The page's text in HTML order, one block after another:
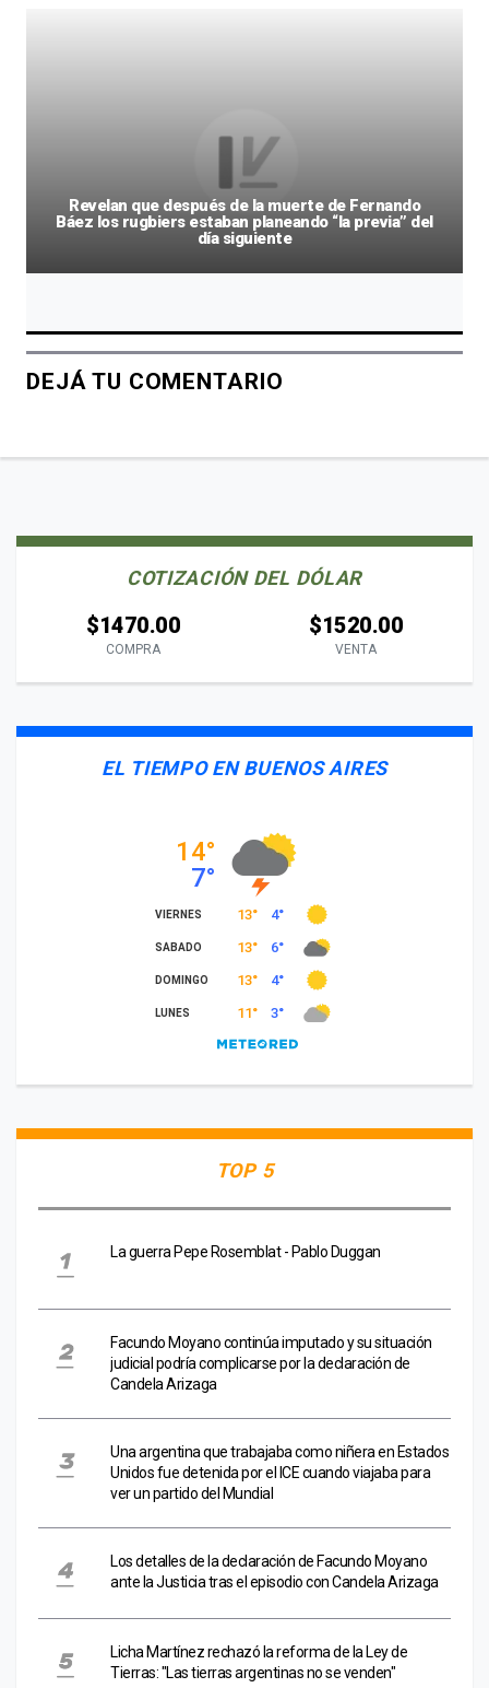
Revelan que después de la muerte de Fernando
Báez los rugbiers estaban planeando “la previa” del
día siguiente
DEJÁ TU COMENTARIO
COTIZACIÓN DEL DÓLAR
$1470.00
COMPRA
$1520.00
VENTA
EL TIEMPO EN BUENOS AIRES
TOP 5
La guerra Pepe Rosemblat - Pablo Duggan
Facundo Moyano continúa imputado y su situación
judicial podría complicarse por la declaración de
Candela Arizaga
Una argentina que trabajaba como niñera en Estados
Unidos fue detenida por el ICE cuando viajaba para
ver un partido del Mundial
Los detalles de la declaración de Facundo Moyano
ante la Justicia tras el episodio con Candela Arizaga
Licha Martínez rechazó la reforma de la Ley de
Tierras: "Las tierras argentinas no se venden"